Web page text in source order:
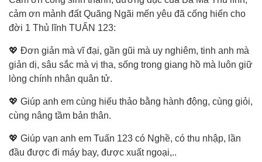
cảm ơn mảnh đất Quãng Ngãi mến yêu đã cống hiến cho
đời 1 Thủ lĩnh TUẤN 123:
💖 Đơn giản mà vĩ đại, gần gũi mà uy nghiêm, tinh anh mà
giản dị, sâu sắc mà vị tha, sống trong giang hồ mà luôn giữ
lòng chính nhân quân tử.
💖 Giúp anh em cùng hiếu thảo bằng hành động, cùng giỏi,
cùng nâng tầm bản thân.
💖 Giúp vạn anh em Tuấn 123 có Nghề, có thu nhập, lần
đầu được đi máy bay, được xuất ngoại,..